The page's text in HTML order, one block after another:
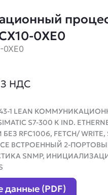
0XE0
0XE0
НДС
343-1 LEAN
S7-300 К IND.
БЕЗ RFC1006, FETCH/
ВСТРОЕННЫЙ 2-
SNMP,
данные (PDF)